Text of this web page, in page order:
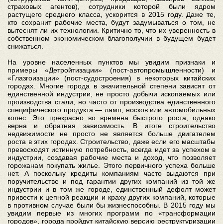
страховых агентов), сотрудники которой были ядром
растущего среднего класса, ускорится в 2015 году. Даже те,
кто сохранит рабочие места, будут задумываться о том, не
вытеснят ли их технологии. Критично то, что их уверенность в
собственном экономическом благополучии в будущем будет
снижаться.
На уровне населенных пунктов мы увидим признаки и
примеры «Детройтизации» (пост-автопромышленности) и
«Глазгоизации» (пост-судостроения) в некоторых китайских
городах. Многие города в значительной степени зависят от
единственной индустрии, не просто добычи ископаемых или
производства стали, но часто от производства единственного
специфического продукта — ламп, носков или автомобильных
колес. Это прекрасно во времена быстрого роста, однако
верна и обратная зависимость. В итоге строительство
недвижимости не просто не является больше двигателем
роста в этих городах. Строительство, даже если его масштабы
превосходят истинную потребность, всегда идет за успехом в
индустрии, создавая рабочие места и доход, что позволяет
горожанам покупать жилье. Этого первичного успеха больше
нет. А поскольку кредиты компаниям часто выдаются при
поручительстве и под гарантии других компаний из той же
индустрии и в том же городе, единственный дефолт может
привести к цепной реакции и краху других компаний, которые
в противном случае были бы жизнеспособны. В 2015 году мы
увидим первые из многих программ по «трансформации
городов», города пройдут китайскую версию реструктуризации